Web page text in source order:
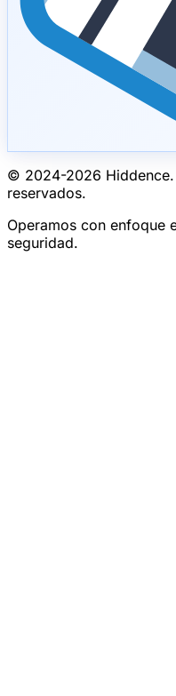
© 2024-2026 Hiddence.
reservados.
Operamos con enfoque
seguridad.